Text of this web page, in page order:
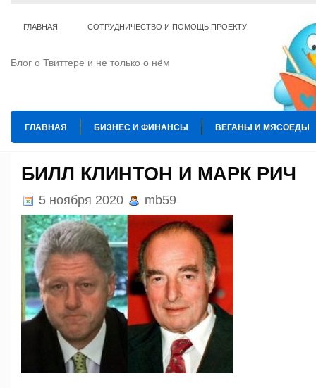
ГЛАВНАЯ СОТРУДНИЧЕСТВО И ПОМОЩЬ ПРОЕКТУ
Блог о Твиттере и не только о нём
ГЛАВНАЯ БИЗНЕС И ФИНАНСЫ ВЕГАНЫ И МЯСОЕДЫ
БИЛЛ КЛИНТОН И МАРК РИЧ
5 ноября 2020 mb59